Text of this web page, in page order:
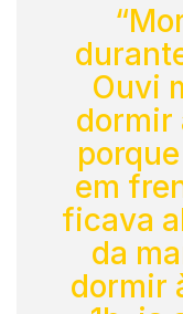
Ouvi
dormir
em
ficava
da
dormir